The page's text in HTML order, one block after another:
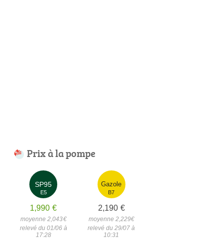
Prix à la pompe
SP95
E5
1,990 €
moyenne 2,043€
relevé du 01/06 à
17:28
Gazole
B7
2,190 €
moyenne 2,229€
relevé du 29/07 à
10:31